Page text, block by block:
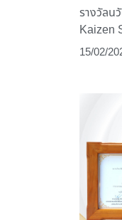
รางวัลน
Kaizen
15/02/